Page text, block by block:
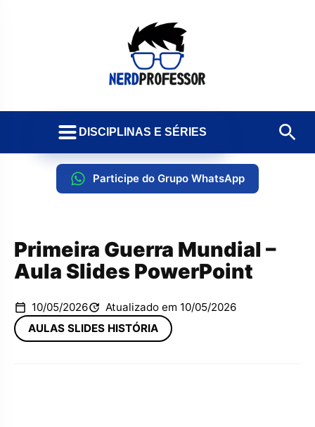
DISCIPLINAS E SÉRIES
Participe do Grupo WhatsApp
Primeira Guerra Mundial –
Aula Slides PowerPoint
10/05/2026
Atualizado em 10/05/2026
AULAS SLIDES HISTÓRIA